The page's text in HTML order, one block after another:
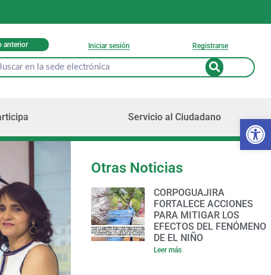
anterior Iniciar sesión Registrarse
Servicio al Ciudadano
Otras Noticias
CORPOGUAJIRA
FORTALECE ACCIONES
PARA MITIGAR LOS
EFECTOS DEL FENÓMENO
DE EL NIÑO
Leer más